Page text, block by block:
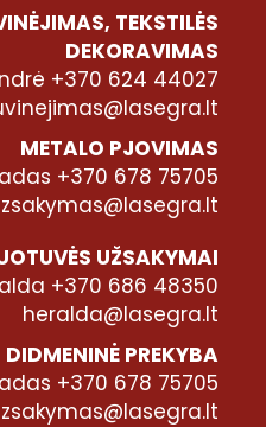
TEKSTILĖS
DEKORAVIMAS
+370 624 44027
METALO PJOVIMAS
+370 678 75705
UŽSAKYMAI
+370 686 48350
heralda@lasegra.lt
DIDMENINĖ PREKYBA
+370 678 75705